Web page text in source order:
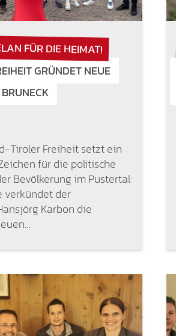
FÜR DIE HEIMAT!
GRÜNDET NEUE
Tiroler Freiheit setzt ein
für die politische
Bevölkerung im Pustertal:
verkündet der
Karbon die